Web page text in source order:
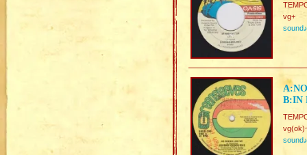
vg+
sound♪
B:IN
sound♪